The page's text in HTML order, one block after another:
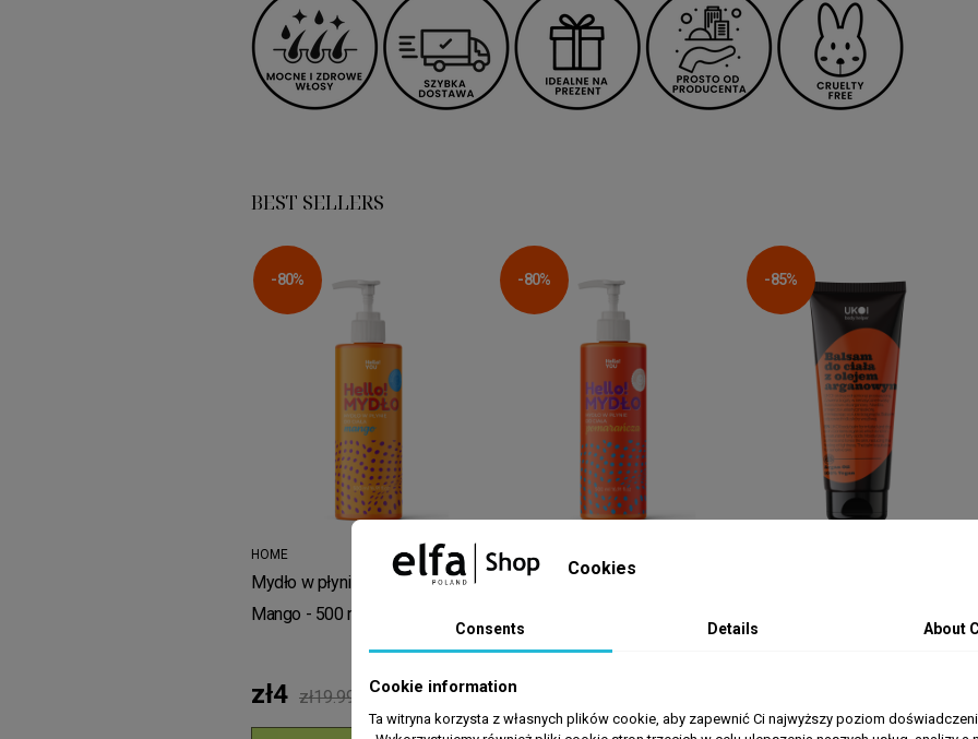
BEST SELLERS
-80%
HOME
Mydło w płynie do ciała.
Mango - 500 ml
zł4 zł19.99
-80%
HOME
Mydło w płynie do ciała.
zł4
-85%
Cookies
Consents Details About
Cookie information
Ta witryna korzysta z własnych plików cookie, aby zapewnić Ci najwyższy poziom